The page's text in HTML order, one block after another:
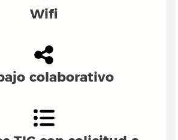
Wifi
colaborativo